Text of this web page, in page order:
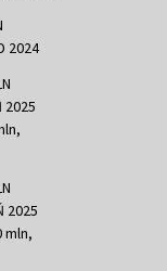
2024
2025
2025
mln,